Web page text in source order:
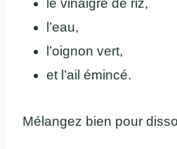
le vinaigre de riz,
l’eau,
l’oignon vert,
et l’ail émincé.
Mélangez bien pour